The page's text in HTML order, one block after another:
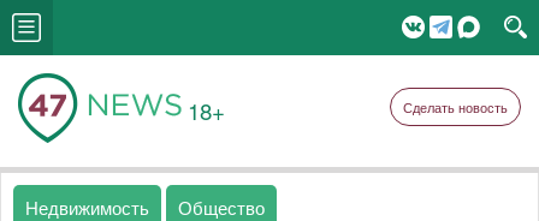
18+ Сделать новость
Недвижимость Общество